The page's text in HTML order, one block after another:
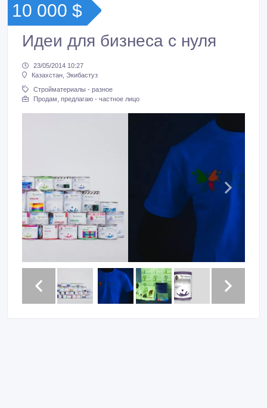
10 000 $
Идеи для бизнеса с нуля
23/05/2014 10:27
Казахстан, Экибастуз
Стройматериалы - разное
Продам, предлагаю - частное лицо